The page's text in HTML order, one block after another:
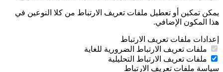
يمكن تمكين أو تعطيل ملفات تعريف الارتباط من كلا النوعين في
هذا المكون الإضافي.
إعدادات ملفات تعريف الارتباط
ملفات تعريف الارتباط الضرورية للغاية
ملفات تعريف الارتباط التحليلية
سياسة ملفات تعريف الارتباط